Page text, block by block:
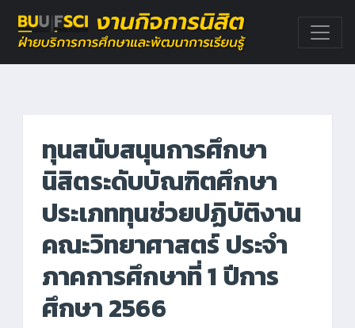
ทุนสนับสนุนการศึกษา
นิสิตระดับบัณฑิตศึกษา
ประเภททุนช่วยปฏิบัติงาน
คณะวิทยาศาสตร์ ประจำ
ภาคการศึกษาที่ 1 ปีการ
ศึกษา 2566